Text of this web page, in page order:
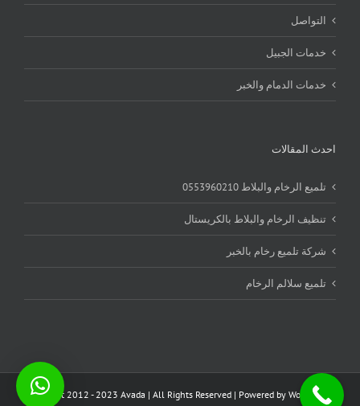
التواصل
خدمات الجبيل
خدمات الدمام والخبر
احدث المقالات
تلميع الرخام والبلاط 0553960210
تنظيف الرخام والبلاط بالكريستال
شركة تلميع رخام بالخبر
تلميع سلالم الرخام
Copyright 2012 - 2023 Avada | All Rights Reserved | Powered by WordPress